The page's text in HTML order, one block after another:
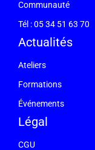
Communauté
Tél : 05 34 51 63 70
Actualités
Ateliers
Formations
Événements
Légal
CGU